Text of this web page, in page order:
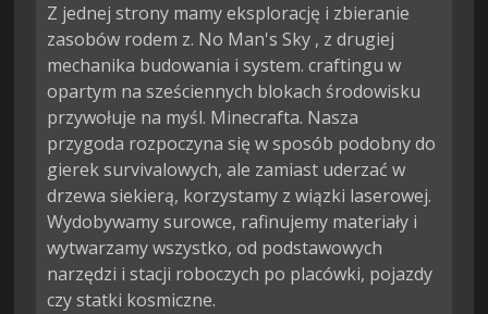
Z jednej strony mamy eksplorację i zbieranie
zasobów rodem z. No Man's Sky , z drugiej
mechanika budowania i system. craftingu w
opartym na sześciennych blokach środowisku
przywołuje na myśl. Minecrafta. Nasza
przygoda rozpoczyna się w sposób podobny do
gierek survivalowych, ale zamiast uderzać w
drzewa siekierą, korzystamy z wiązki laserowej.
Wydobywamy surowce, rafinujemy materiały i
wytwarzamy wszystko, od podstawowych
narzędzi i stacji roboczych po placówki, pojazdy
czy statki kosmiczne.